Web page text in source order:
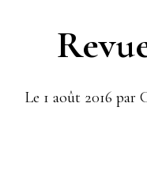
Le 1 août 2016 par